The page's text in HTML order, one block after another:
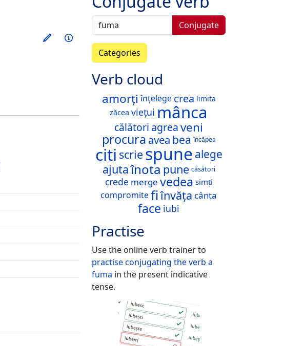
Train this verb
Info
Conjugate
Categories
Verb cloud
amorți înțelege crea limita
zăcea viețui mânca
călători agreaveni
procura avea bea încăpea
citi scriespune alege
ajutaînota pune căsători
crede merge vedea simți
compromitefiînvăța cânta
face iubi
Practise
Use the online verb trainer to
practise conjugating the verb a
fuma in the present indicative
tense.